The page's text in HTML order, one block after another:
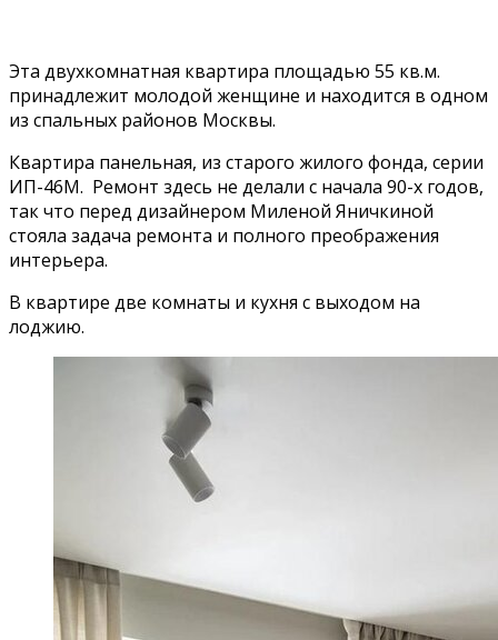
Эта двухкомнатная квартира площадью 55 кв.м.
принадлежит молодой женщине и находится в одном
из спальных районов Москвы.
Квартира панельная, из старого жилого фонда, серии
ИП-46М. Ремонт здесь не делали с начала 90-х годов,
так что перед дизайнером Миленой Яничкиной
стояла задача ремонта и полного преображения
интерьера.
В квартире две комнаты и кухня с выходом на
лоджию.